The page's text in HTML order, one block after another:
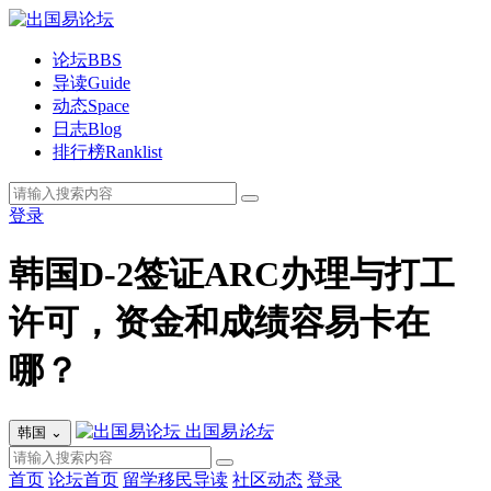
论坛BBS
导读Guide
动态Space
日志Blog
排行榜Ranklist
登录
韩国D-2签证ARC办理与打工
许可，资金和成绩容易卡在
哪？
韩国 ⌄ 出国易论坛
首页 论坛首页 留学移民导读 社区动态 登录